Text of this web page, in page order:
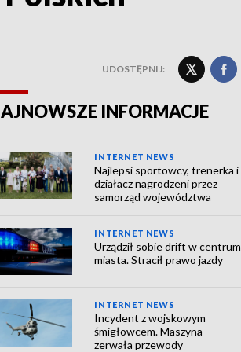
UDOSTĘPNIJ:
INFORMACJE
INTERNET NEWS
Najlepsi sportowcy, trenerka i
działacz nagrodzeni przez
samorząd województwa
INTERNET NEWS
Urządził sobie drift w centrum
miasta. Stracił prawo jazdy
INTERNET NEWS
Incydent z wojskowym
śmigłowcem. Maszyna
zerwała przewody